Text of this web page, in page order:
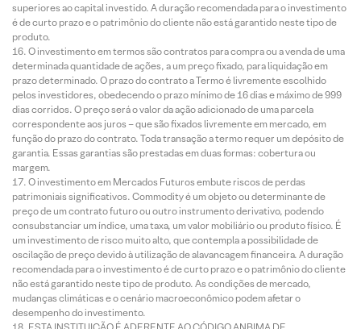
superiores ao capital investido. A duração recomendada para o investimento
é de curto prazo e o patrimônio do cliente não está garantido neste tipo de
produto.
O investimento em termos são contratos para compra ou a venda de uma
determinada quantidade de ações, a um preço fixado, para liquidação em
prazo determinado. O prazo do contrato a Termo é livremente escolhido
pelos investidores, obedecendo o prazo mínimo de 16 dias e máximo de 999
dias corridos. O preço será o valor da ação adicionado de uma parcela
correspondente aos juros – que são fixados livremente em mercado, em
função do prazo do contrato. Toda transação a termo requer um depósito de
garantia. Essas garantias são prestadas em duas formas: cobertura ou
margem.
O investimento em Mercados Futuros embute riscos de perdas
patrimoniais significativos. Commodity é um objeto ou determinante de
preço de um contrato futuro ou outro instrumento derivativo, podendo
consubstanciar um índice, uma taxa, um valor mobiliário ou produto físico. É
um investimento de risco muito alto, que contempla a possibilidade de
oscilação de preço devido à utilização de alavancagem financeira. A duração
recomendada para o investimento é de curto prazo e o patrimônio do cliente
não está garantido neste tipo de produto. As condições de mercado,
mudanças climáticas e o cenário macroeconômico podem afetar o
desempenho do investimento.